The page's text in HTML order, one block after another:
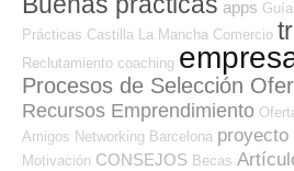
apps
Prácticas Castilla La Mancha Comercio
Reclutamiento coaching
Procesos de Selección
Recursos Emprendimiento
Amigos Networking Barcelona proyecto
Motivación CONSEJOS Becas